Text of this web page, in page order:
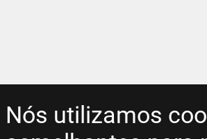
Nós utilizamos